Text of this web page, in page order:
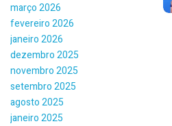
março 2026
fevereiro 2026
janeiro 2026
dezembro 2025
novembro 2025
setembro 2025
agosto 2025
janeiro 2025